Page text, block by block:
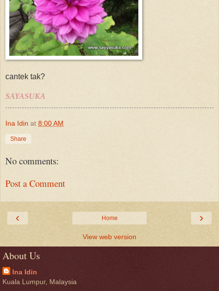
cantek tak?
SAYASUKA
Ina Idin at 8:00 AM
Share
No comments:
Post a Comment
‹ ›
Home
View web version
About Us
Ina Idin
Kuala Lumpur, Malaysia